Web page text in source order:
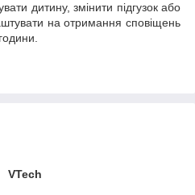
дитину, змінити підгузок або
на отримання сповіщень
VTech